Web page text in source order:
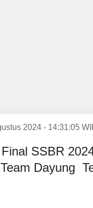
2024 - 14:31:05
SSBR
Dayung